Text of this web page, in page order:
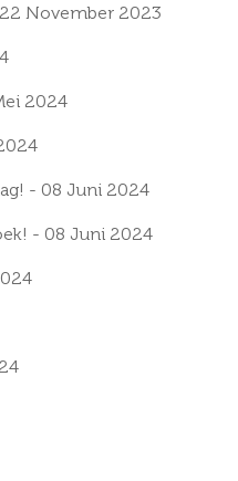
November 2023
2024
- 08 Juni 2024
- 08 Juni 2024